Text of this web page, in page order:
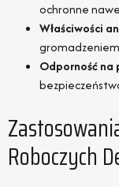
ochronne
Właściwości
Odporność na
Roboczych